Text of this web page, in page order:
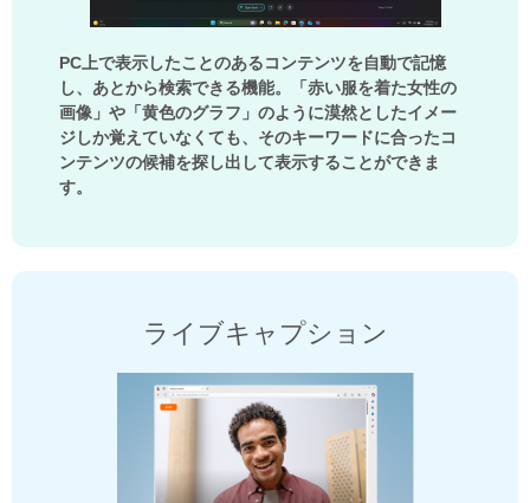
PC上で表示したことのあるコンテンツを自動で記憶
し、あとから検索できる機能。「赤い服を着た女性の
画像」や「黄色のグラフ」のように漠然としたイメー
ジしか覚えていなくても、そのキーワードに合ったコ
ンテンツの候補を探し出して表示することができま
す。
ライブキャプション